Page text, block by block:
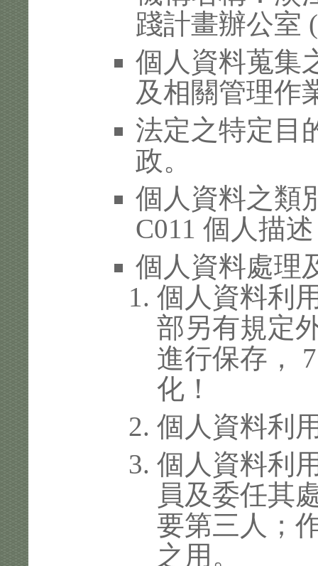
踐計畫辦公室
個人資料蒐集
及相關管理作
法定之特定目
政。
個人資料之類
C011 個人描述
個人資料處理
個人資料利
部另有規定
進行保存，
化！
個人資料利
個人資料利
員及委任其
要第三人；
之用。